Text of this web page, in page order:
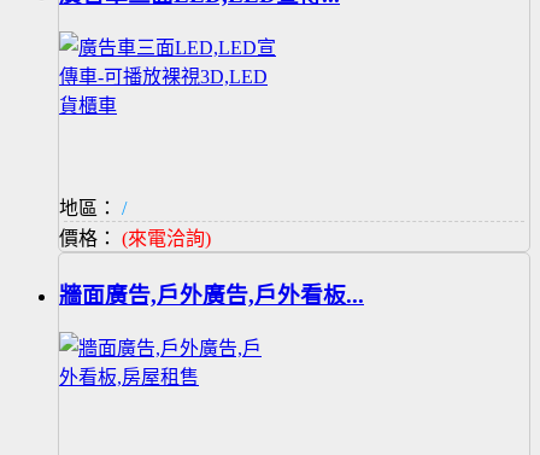
地區：
/
價格： (來電洽詢)
牆面廣告,戶外廣告,戶外看板...